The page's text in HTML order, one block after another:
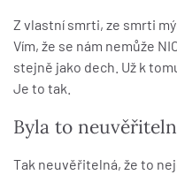
Z vlastní smrti, ze smrti
Vím, že se nám nemůže
stejně jako dech. Už k
Je to tak.
Byla to
Tak neuvěřitelná, že to